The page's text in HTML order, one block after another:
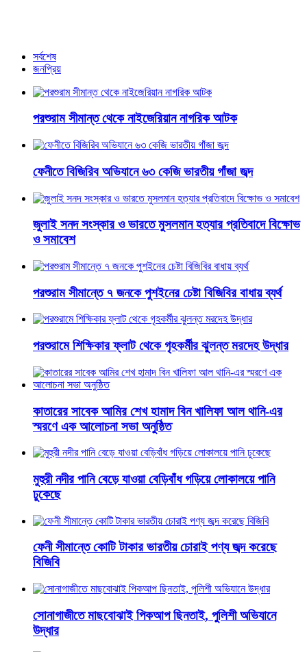
সর্বশেষ
জনপ্রিয়
পরশুরাম সীমান্ত থেকে নাইজেরিয়ান নাগরিক আটক
ফেনীতে বিজিরিব অভিযানে ৬৩ কেজি ভারতীয় গাঁজা জব্দ
জুলাই সনদ সংস্কার ও ভারতে মুসলমান হত্যার প্রতিবাদে বিক্ষোভ
ও সমাবেশ
পরশুরাম সীমান্তে ৭ জনকে পুশইনের চেষ্টা বিজিবির বাধায় ব্যর্থ
পরশুরামে শিক্ষিকার ফ্লাট থেকে গৃহকর্মীর ঝুলন্ত মরদেহ উদ্ধার
কাতারের সাবেক আমির শেখ হামাদ বিন খালিফা আল থানি-এর
স্মরণে এক আলোচনা সভা অনুষ্ঠিত
মুহুরী নদীর পানি বেড়ে যাওয়া বেড়িবাঁধ গড়িয়ে লোকালয়ে পানি
ঢুকেছে
ফেনী সীমান্তে কোটি টাকার ভারতীয় চোরাই পণ্য জব্দ করেছে
বিজিবি
সোনাগাজীতে মাছবোঝাই পিকআপ ছিনতাই, পুলিশী অভিযানে
উদ্ধার